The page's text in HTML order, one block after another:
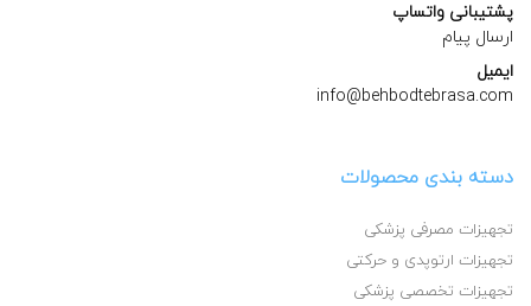
پشتیبانی واتساپ
ارسال پیام
ایمیل
info@behbodtebrasa.com
دسته بندی محصولات
تجهیزات مصرفی پزشکی
تجهیزات ارتوپدی و حرکتی
تجهیزات تخصصی پزشکی